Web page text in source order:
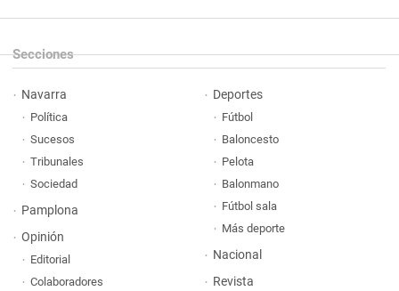
Secciones
Navarra
Política
Sucesos
Tribunales
Sociedad
Pamplona
Opinión
Editorial
Colaboradores
Deportes
Fútbol
Baloncesto
Pelota
Balonmano
Fútbol sala
Más deporte
Nacional
Revista